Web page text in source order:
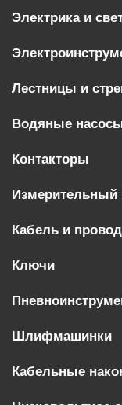
Электрика и
Лестницы и
Водяные
Контакторы
Измерительный
Кабель и
Ключи
Шлифмашинки
Кабельные